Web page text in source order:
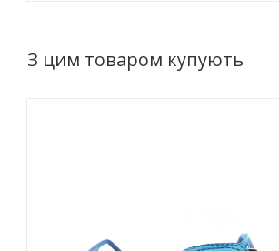
З цим товаром купують